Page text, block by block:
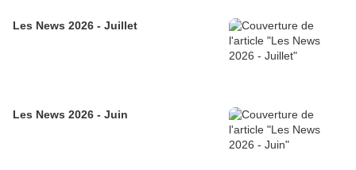
Les News 2026 - Juillet
Les News 2026 - Juin